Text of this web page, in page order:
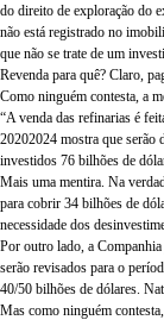
do direito de exploração do
não está registrado no
que não se trate de um
Revenda para quê? Claro,
Como ninguém contesta, a
“A venda das refinarias é
20202024 mostra que serão
investidos 76 bilhões de
Mais uma mentira. Na
para cobrir 34 bilhões de
necessidade dos
Por outro lado, a
serão revisados para o
40/50 bilhões de dólares.
Mas como ninguém